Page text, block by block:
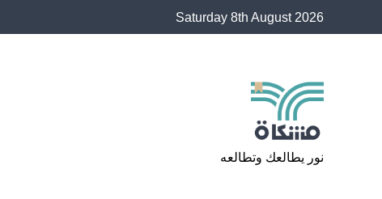
Saturday 8th August 2026
مشكاة
نور يطالعك وتطالعه